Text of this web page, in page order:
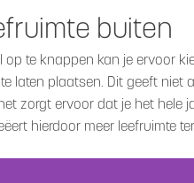
buiten
op te knappen kan je ervoor
te laten plaatsen. Dit geeft niet
zorgt ervoor dat je het hele
hierdoor meer leefruimte